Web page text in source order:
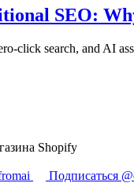
SEO:
click search, and AI
Shopify
Подписаться